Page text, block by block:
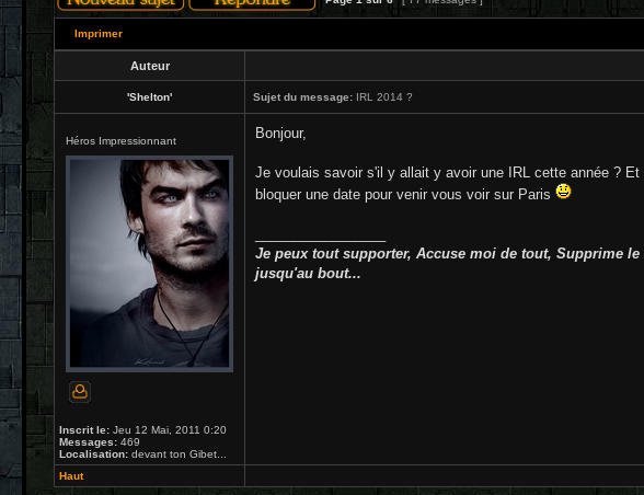
Imprimer
Auteur
'Shelton' Sujet du message: IRL 2014 ?
Héros Impressionnant
Inscrit le: Jeu 12 Mai, 2011 0:20
Messages: 469
Localisation: devant ton Gibet...
Bonjour,
Je voulais savoir s'il y allait y avoir une IRL cette année ?
bloquer une date pour venir vous voir sur Paris
Je peux tout supporter, Accuse moi de tout, Supprime
jusqu'au bout...
Haut